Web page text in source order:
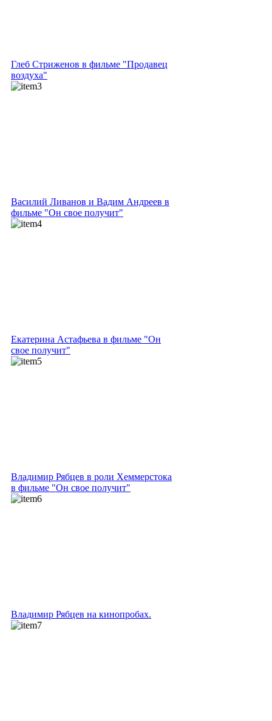
Глеб Стриженов в фильме "Продавец
воздуха"
Василий Ливанов и Вадим Андреев в
фильме "Он свое получит"
Екатерина Астафьева в фильме "Он
свое получит"
Владимир Рябцев в роли Хеммерстока
в фильме "Он свое получит"
Владимир Рябцев на кинопробах.